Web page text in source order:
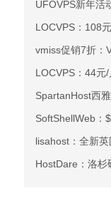
UFOVPS新年活
LOCVPS：108
vmiss促销7折：
LOCVPS：44元
SpartanHost西
SoftShellWeb：
lisahost：全新
HostDare：洛杉